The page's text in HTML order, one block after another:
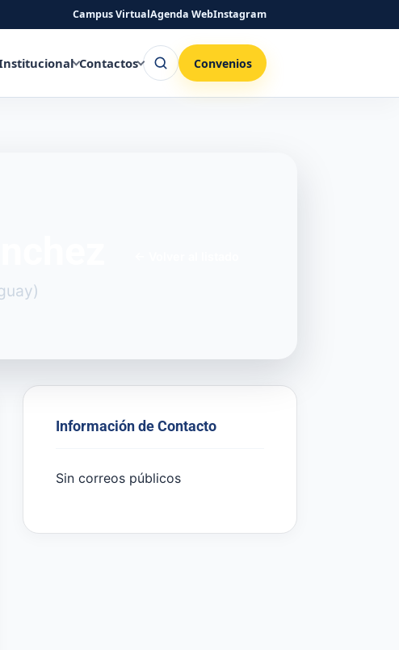
Campus VirtualAgenda WebInstagram
Contactos Buscar Convenios
Información de Contacto
Sin correos públicos